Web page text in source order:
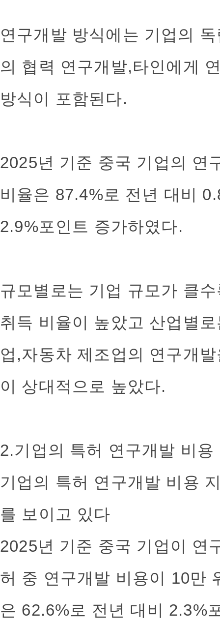
연구개발 방식에는 기업의
의 협력 연구개발,타인에게
방식이 포함된다.
2025년 기준 중국 기업의 연
비율은 87.4%로 전년 대비
2.9%포인트 증가하였다.
규모별로는 기업 규모가 클
취득 비율이 높았고 산업별
업,자동차 제조업의 연구개
이 상대적으로 높았다.
2.기업의 특허 연구개발 비용
기업의 특허 연구개발 비용
를 보이고 있다
2025년 기준 중국 기업이 연
허 중 연구개발 비용이 10만
은 62.6%로 전년 대비 2.3%